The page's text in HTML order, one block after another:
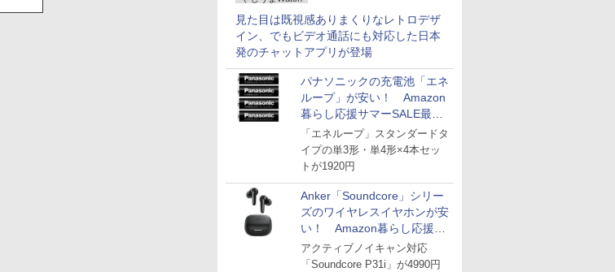
見た目は既視感ありまくりなレトロデザ
イン、でもビデオ通話にも対応した日本
発のチャットアプリが登場
パナソニックの充電池「エネ
ループ」が安い！ Amazon
暮らし応援サマーSALE最終
日
「エネループ」スタンダードタ
イプの単3形・単4形×4本セッ
トが1920円
Anker「Soundcore」シリー
ズのワイヤレスイヤホンが安
い！ Amazon暮らし応援サ
マーSALE
アクティブノイキャン対応
「Soundcore P31i」が4990円